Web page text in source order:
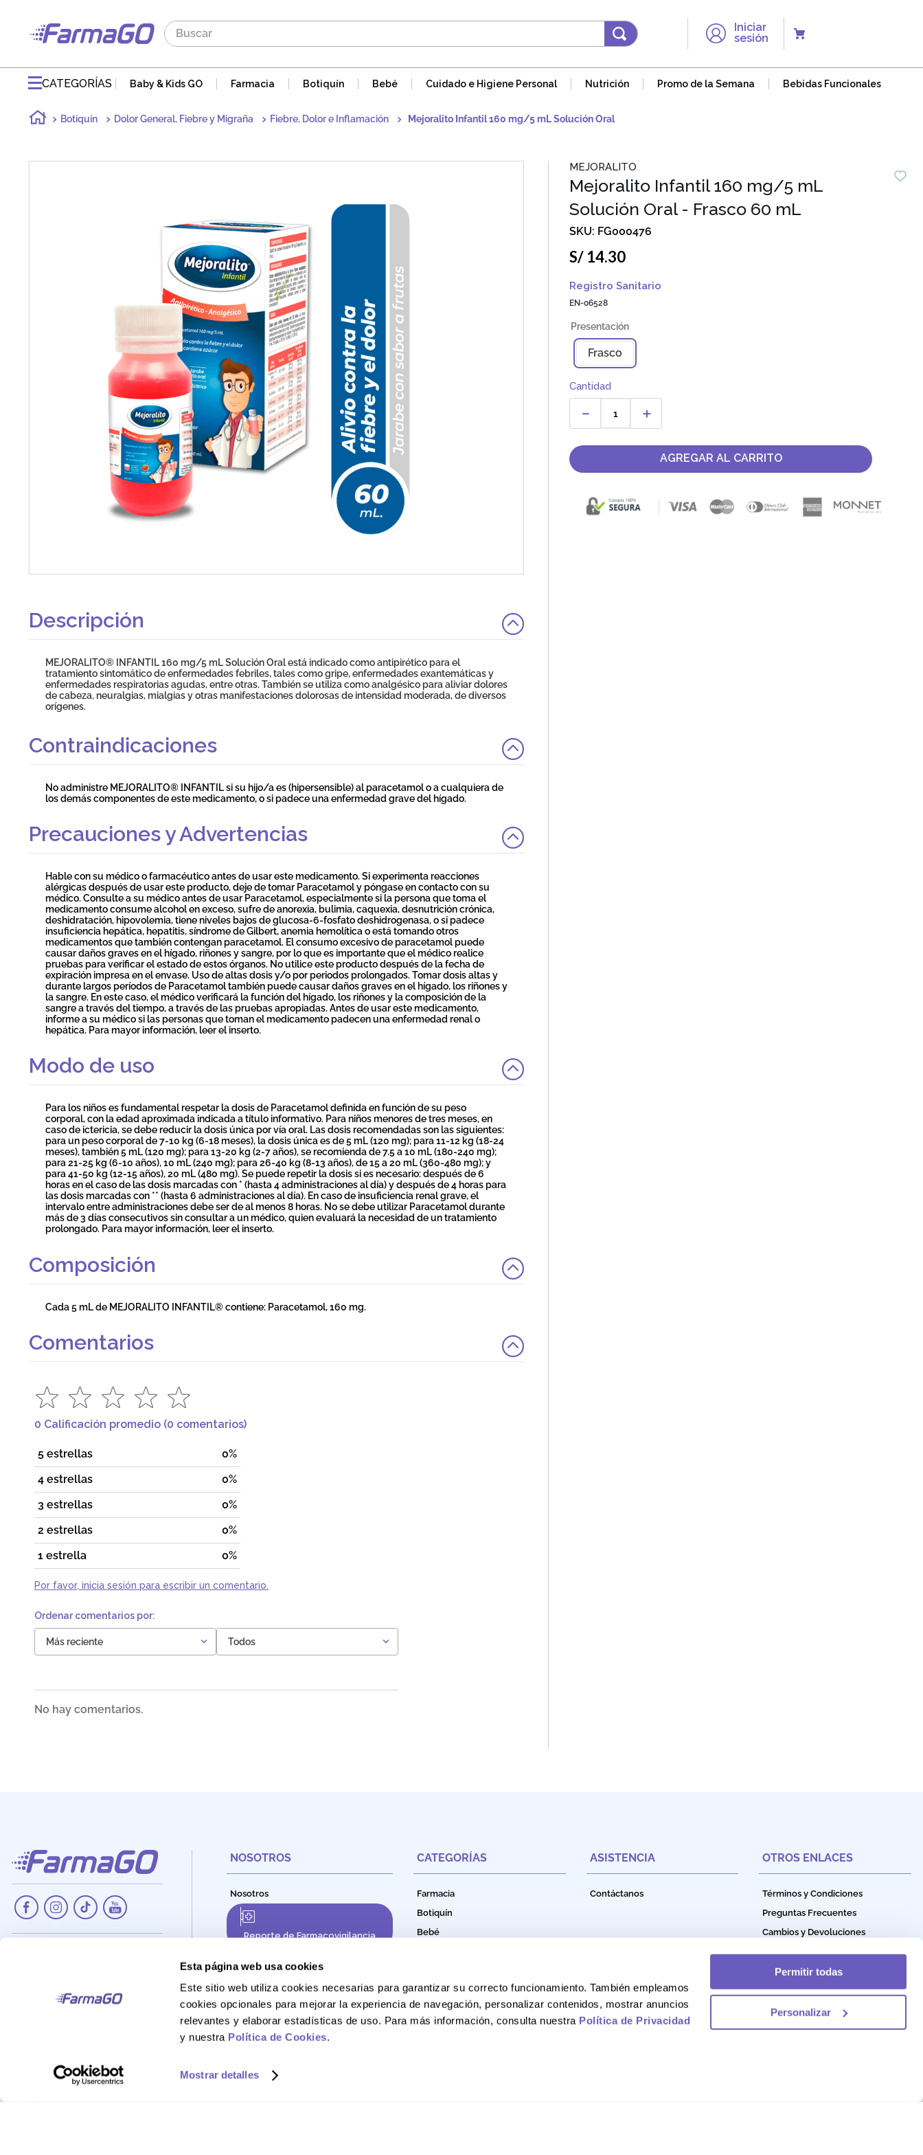
Esta página web usa cookies
Este sitio web utiliza cookies necesarias para garantizar su correcto funcionamiento. También empleamos
cookies opcionales para mejorar la experiencia de navegación, personalizar contenidos, mostrar anuncios
relevantes y elaborar estadísticas de uso. Para más información, consulta nuestra Política de Privacidad
y nuestra Política de Cookies.
Mostrar detalles
Permitir todas
Personalizar
Buscar
Iniciar
sesión
CATEGORÍAS Baby & Kids GO Farmacia Botiquín Bebé Cuidado e Higiene Personal Nutrición Promo de la Semana Bebidas Funcionales
Botiquín Dolor General, Fiebre y Migraña Fiebre, Dolor e Inflamación Mejoralito Infantil 160 mg/5 mL Solución Oral
Descripción
MEJORALITO® INFANTIL 160 mg/5 mL Solución Oral está indicado como antipirético para el
tratamiento sintomático de enfermedades febriles, tales como gripe, enfermedades exantemáticas y
enfermedades respiratorias agudas, entre otras. También se utiliza como analgésico para aliviar dolores
de cabeza, neuralgias, mialgias y otras manifestaciones dolorosas de intensidad moderada, de diversos
orígenes.
Contraindicaciones
No administre MEJORALITO® INFANTIL si su hijo/a es (hipersensible) al paracetamol o a cualquiera de
los demás componentes de este medicamento, o si padece una enfermedad grave del hígado.
Precauciones y Advertencias
Hable con su médico o farmacéutico antes de usar este medicamento. Si experimenta reacciones
alérgicas después de usar este producto, deje de tomar Paracetamol y póngase en contacto con su
médico. Consulte a su médico antes de usar Paracetamol, especialmente si la persona que toma el
medicamento consume alcohol en exceso, sufre de anorexia, bulimia, caquexia, desnutrición crónica,
deshidratación, hipovolemia, tiene niveles bajos de glucosa-6-fosfato deshidrogenasa, o si padece
insuficiencia hepática, hepatitis, síndrome de Gilbert, anemia hemolítica o está tomando otros
medicamentos que también contengan paracetamol. El consumo excesivo de paracetamol puede
causar daños graves en el hígado, riñones y sangre, por lo que es importante que el médico realice
pruebas para verificar el estado de estos órganos. No utilice este producto después de la fecha de
expiración impresa en el envase. Uso de altas dosis y/o por periodos prolongados. Tomar dosis altas y
durante largos períodos de Paracetamol también puede causar daños graves en el hígado, los riñones y
la sangre. En este caso, el médico verificará la función del hígado, los riñones y la composición de la
sangre a través del tiempo, a través de las pruebas apropiadas. Antes de usar este medicamento,
informe a su médico si las personas que toman el medicamento padecen una enfermedad renal o
hepática. Para mayor información, leer el inserto.
Modo de uso
Para los niños es fundamental respetar la dosis de Paracetamol definida en función de su peso
corporal, con la edad aproximada indicada a título informativo. Para niños menores de tres meses, en
caso de ictericia, se debe reducir la dosis única por vía oral. Las dosis recomendadas son las siguientes:
para un peso corporal de 7-10 kg (6-18 meses), la dosis única es de 5 mL (120 mg); para 11-12 kg (18-24
meses), también 5 mL (120 mg); para 13-20 kg (2-7 años), se recomienda de 7.5 a 10 mL (180-240 mg);
para 21-25 kg (6-10 años), 10 mL (240 mg); para 26-40 kg (8-13 años), de 15 a 20 mL (360-480 mg); y
para 41-50 kg (12-15 años), 20 mL (480 mg). Se puede repetir la dosis si es necesario: después de 6
horas en el caso de las dosis marcadas con * (hasta 4 administraciones al día) y después de 4 horas para
las dosis marcadas con ** (hasta 6 administraciones al día). En caso de insuficiencia renal grave, el
intervalo entre administraciones debe ser de al menos 8 horas. No se debe utilizar Paracetamol durante
más de 3 días consecutivos sin consultar a un médico, quien evaluará la necesidad de un tratamiento
prolongado. Para mayor información, leer el inserto.
Composición
Cada 5 mL de MEJORALITO INFANTIL® contiene: Paracetamol, 160 mg.
Comentarios
0 Calificación promedio (0 comentarios)
5 estrellas
0%
4 estrellas
0%
3 estrellas
0%
2 estrellas
0%
1 estrella
0%
Por favor, inicia sesión para escribir un comentario.
Más reciente Todos
No hay comentarios.
MEJORALITO
Mejoralito Infantil 160 mg/5 mL
Solución Oral - Frasco 60 mL
FG000476
S/ 14.30
Registro Sanitario
EN-06528
Frasco
Cantidad
＋
－
AGREGAR AL CARRITO
Teléfono:
NOSOTROS
Nosotros
Reporte de Farmacovigilancia
CATEGORÍAS
Farmacia
Botiquín
Bebé
Productos Naturales
Bebidas Funcionales
ASISTENCIA
Contáctanos
OTROS ENLACES
Términos y Condiciones
Preguntas Frecuentes
Cambios y Devoluciones
Política de Privacidad
Política de Garantía
Política de Cookies
1.
maddre